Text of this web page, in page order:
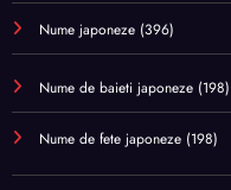
Nume japoneze (396)
Nume de baieti japoneze (198)
Nume de fete japoneze (198)